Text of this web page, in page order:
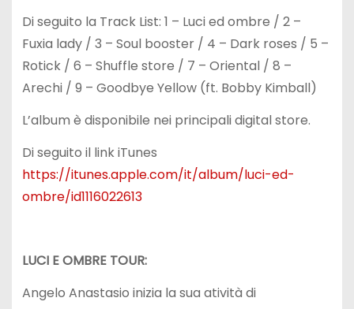
Di seguito la Track List: 1 – Luci ed ombre / 2 –
Fuxia lady / 3 – Soul booster / 4 – Dark roses / 5 –
Rotick / 6 – Shuffle store / 7 – Oriental / 8 –
Arechi / 9 – Goodbye Yellow (ft. Bobby Kimball)
L’album è disponibile nei principali digital store.
Di seguito il link iTunes
https://itunes.apple.com/it/album/luci-ed-
ombre/id1116022613
LUCI E OMBRE TOUR:
Angelo Anastasio inizia la sua atività di